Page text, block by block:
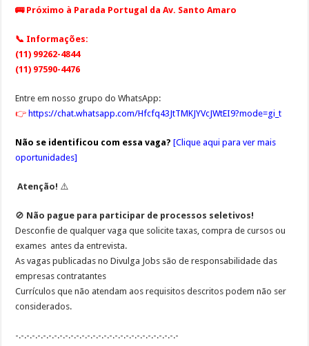
🚌 Próximo à Parada Portugal da Av. Santo Amaro
📞 Informações:
(11) 99262-4844
(11) 97590-4476
Entre em nosso grupo do WhatsApp:
👉 https://chat.whatsapp.com/Hfcfq43JtTMKJYVcJWtEI9?mode=gi_t
Não se identificou com essa vaga? [Clique aqui para ver mais
oportunidades]
Atenção! ⚠️
🚫 Não pague para participar de processos seletivos!
Desconfie de qualquer vaga que solicitetaxas, compra de cursos ou
exames antes da entrevista.
As vagas publicadas no Divulga Jobs são de responsabilidade das
empresas contratantes
Currículos que não atendam aos requisitos descritos podem não ser
considerados.
-.-.-.-.-.-.-.-.-.-.-.-.-.-.-.-.-.-.-.-.-.-.-.-.-.-.-.-.-.-